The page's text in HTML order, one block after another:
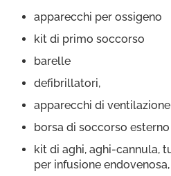
apparecchi per ossigeno
kit di primo soccorso
barelle
defibrillatori,
apparecchi di
borsa di soccorso esterno
kit di aghi, aghi-cannula,
per infusione